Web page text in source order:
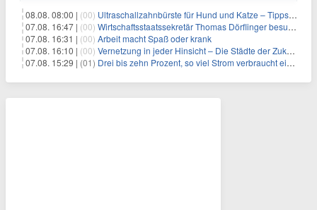
08.08. 08:00 | (00) Ultraschallzahnbürste für Hund und Katze – Tipps zur erfolgreichen Eingewöhnung
07.08. 16:47 | (00) Wirtschaftsstaatssekretär Thomas Dörflinger besucht Handwerksbetrieb im Kammerbezirk Freiburg
07.08. 16:31 | (00) Arbeit macht Spaß oder krank
07.08. 16:10 | (00) Vernetzung in jeder Hinsicht – Die Städte der Zukunft sind grün-blau
07.08. 15:29 | (01) Drei bis zehn Prozent, so viel Strom verbraucht ein Aufzug im Gebäude